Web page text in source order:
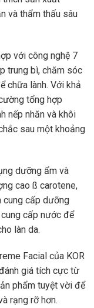
và thẩm thấu sâu
với công nghệ 7
trung bì, chăm sóc
chữa lành. Với khả
tổng hợp
nếp nhăn và khôi
sau một khoảng
dưỡng ẩm và
cao ß carotene,
cung cấp dưỡng
cấp nước để
làn da.
Facial của KOR
giá tích cực từ
phẩm tuyệt vời để
rạng rỡ hơn.